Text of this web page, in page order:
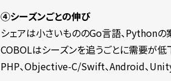
④シーズンごとの伸び
シェアは小さいもののGo言語、Pythonの
COBOLはシーズンを追うごとに需要が低
PHP、Objective-C/Swift、Android、